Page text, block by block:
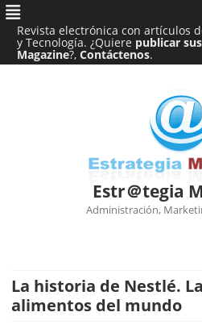
Revista electrónica con artículos
y Tecnología. ¿Quiere publicar
Magazine?, Contáctenos.
Estr＠tegia
Administración,
La historia de Nestlé.
alimentos del mundo